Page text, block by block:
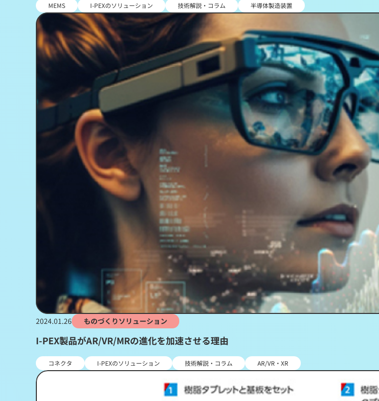
MEMS I-PEXのソリューション 技術解説・コラム 半導体製造装置
2024.01.26 ものづくりソリューション
I-PEX製品がAR/VR/MRの進化を加速させる理由
コネクタ I-PEXのソリューション 技術解説・コラム AR/VR・XR